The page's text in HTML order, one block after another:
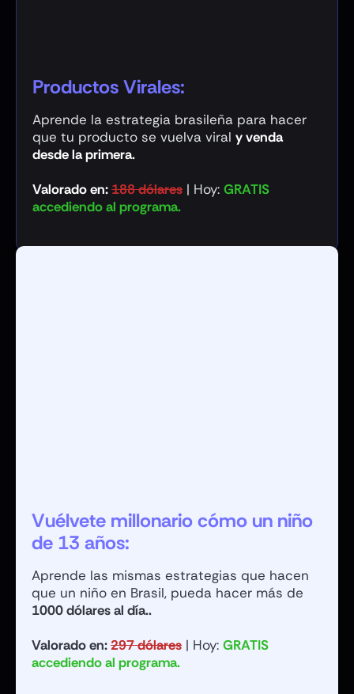
Productos Virales:
Aprende la estrategia brasileña para hacer
que tu producto se vuelva viral y venda
desde la primera.
Valorado en:188 dólares | Hoy: GRATIS
accediendo al programa.
Vuélvete millonario cómo un niño
de 13 años:
Aprende las mismas estrategias que hacen
que un niño en Brasil, pueda hacer más de
1000 dólares al día..
Valorado en:297 dólares | Hoy: GRATIS
accediendo al programa.